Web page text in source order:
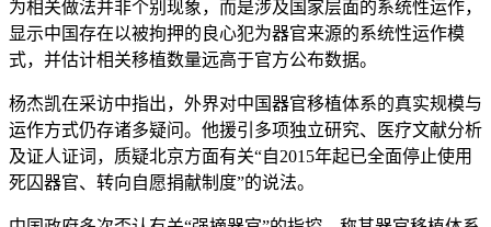
为相关做法并非个别现象，而是涉及国家层面的系统性运作，
显示中国存在以被拘押的良心犯为器官来源的系统性运作模
式，并估计相关移植数量远高于官方公布数据。
杨杰凯在采访中指出，外界对中国器官移植体系的真实规模与
运作方式仍存诸多疑问。他援引多项独立研究、医疗文献分析
及证人证词，质疑北京方面有关“自2015年起已全面停止使用
死囚器官、转向自愿捐献制度”的说法。